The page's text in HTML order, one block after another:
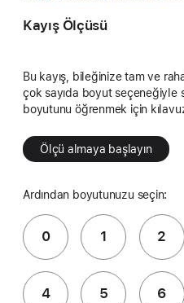
Kayış Ölçüsü
Bu kayış, bileğinize tam ve
çok sayıda boyut seçeneğiyle
boyutunu öğrenmek için
Ölçü almaya başlayın
Ardından boyutunuzu seçin:
0 1 2
4 5 6